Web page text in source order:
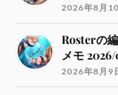
2026年8月
Rosterの
メモ 2026/
2026年8月9